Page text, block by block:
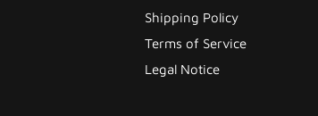
Shipping Policy
Terms of Service
Legal Notice